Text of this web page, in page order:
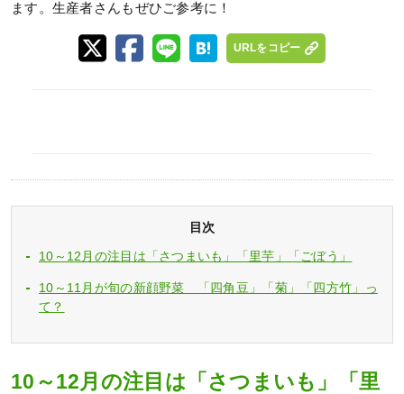
ます。生産者さんもぜひご参考に！
URLをコピー
目次
10～12月の注目は「さつまいも」「里芋」「ごぼう」
10～11月が旬の新顔野菜 「四角豆」「菊」「四方竹」っ
て？
10～12月の注目は「さつまいも」「里